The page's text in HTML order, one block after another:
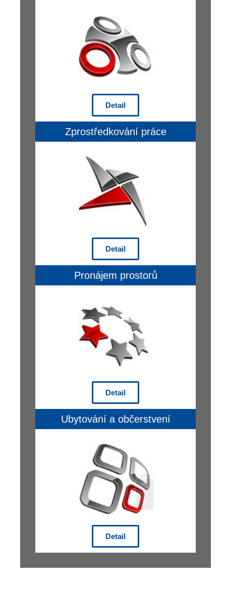
Detail
Zprostředkování práce
Detail
Pronájem prostorů
Detail
Ubytování a občerstvení
Detail